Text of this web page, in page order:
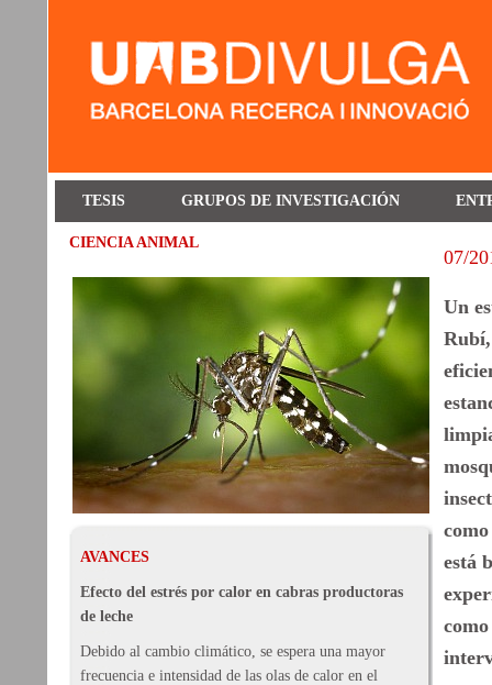
TESIS GRUPOS DE INVESTIGACIÓN
CIENCIA ANIMAL
AVANCES
Efecto del estrés por calor en cabras productoras
de leche
Debido al cambio climático, se espera una mayor
frecuencia e intensidad de las olas de calor en el
07/
Un
está